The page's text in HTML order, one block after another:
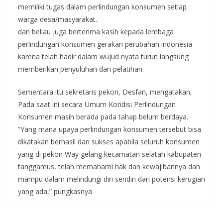
memiliki tugas dalam perlindungan konsumen setiap
warga desa/masyarakat.
dan beliau juga berterima kasih kepada lembaga
perlindungan konsumen gerakan perubahan indonesia
karena telah hadir dalam wujud nyata turun langsung
memberikan penyuluhan dan pelatihan.
Sementara itu sekretaris pekon, Desfan, mengatakan,
Pada saat ini secara Umum Kondisi Perlindungan
Konsumen masih berada pada tahap belum berdaya.
“Yang mana upaya perlindungan konsumen tersebut bisa
dikatakan berhasil dan sukses apabila seluruh konsumen
yang di pekon Way gelang kecamatan selatan kabupaten
tanggamus, telah memahami hak dan kewajibannya dan
mampu dalam melindungi diri sendiri dari potensi kerugian
yang ada,” pungkasnya